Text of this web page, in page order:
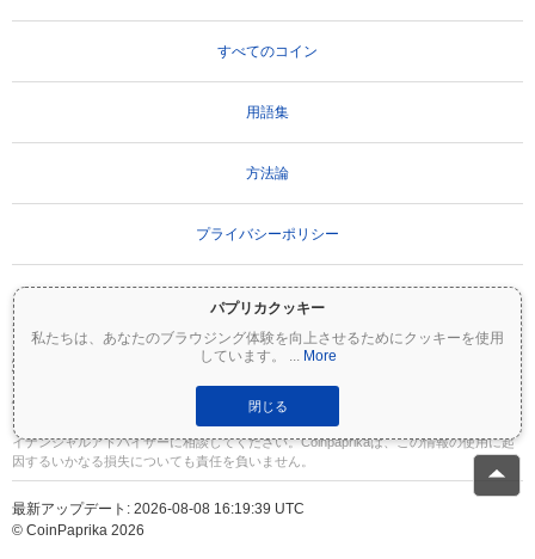
パプリカクッキー
私たちは、あなたのブラウジング体験を向上させるためにクッキーを使用
しています。
... More
閉じる
すべてのコイン
用語集
方法論
プライバシーポリシー
重要な免責事項：
暗号資産は非常にボラティリティが高く、重大なリスクを伴いま
す。投資額の一部または全額を失う可能性があります。Coinpaprikaのすべての情報は
情報提供のみを目的としており、財務または投資のアドバイスを構成するものではあ
りません。投資判断を行う前に、必ずご自身で調査（DYOR）を行い、資格のあるファ
イナンシャルアドバイザーに相談してください。Coinpaprikaは、この情報の使用に起
因するいかなる損失についても責任を負いません。
最新アップデート: 2026-08-08 16:19:39 UTC
© CoinPaprika 2026